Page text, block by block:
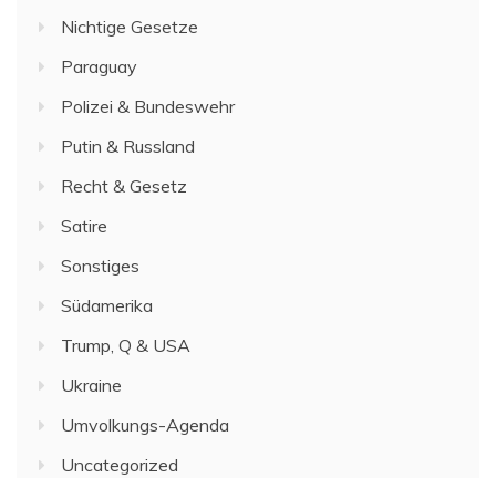
Nichtige Gesetze
Paraguay
Polizei & Bundeswehr
Putin & Russland
Recht & Gesetz
Satire
Sonstiges
Südamerika
Trump, Q & USA
Ukraine
Umvolkungs-Agenda
Uncategorized